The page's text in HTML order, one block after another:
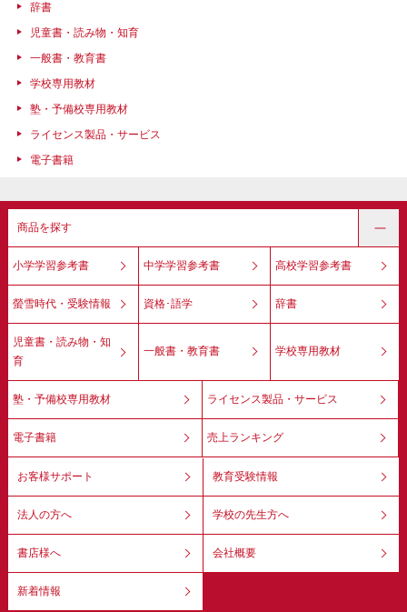
辞書
児童書・読み物・知育
一般書・教育書
学校専用教材
塾・予備校専用教材
ライセンス製品・サービス
電子書籍
商品を探す
小学学習参考書 中学学習参考書 高校学習参考書
螢雪時代・受験情報 資格･語学 辞書
児童書・読み物・知
育
一般書・教育書 学校専用教材
塾・予備校専用教材 ライセンス製品・サービス
電子書籍 売上ランキング
お客様サポート 教育受験情報
法人の方へ 学校の先生方へ
書店様へ 会社概要
新着情報